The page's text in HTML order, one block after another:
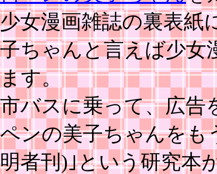
少女漫画雑誌の裏表紙
子ちゃんと言えば少女
ます。
市バスに乗って、広告
ペンの美子ちゃんをも
明者刊)｣という研究本